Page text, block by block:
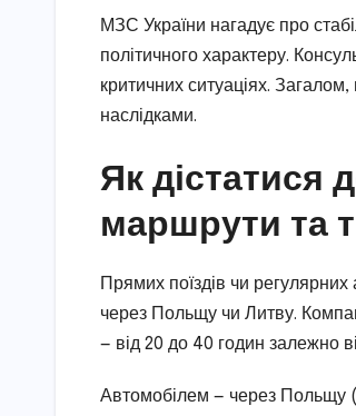
МЗС України нагадує про
політичного характеру.
критичних ситуаціях.
наслідками.
Як дістатися
маршрути та
Прямих поїздів чи
через Польщу чи Литву.
— від 20 до 40 годин залежно
Автомобілем — через Польщу